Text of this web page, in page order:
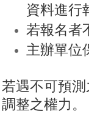
資料進行
若報名者
主辦單位
若遇不可預
調整之權力。